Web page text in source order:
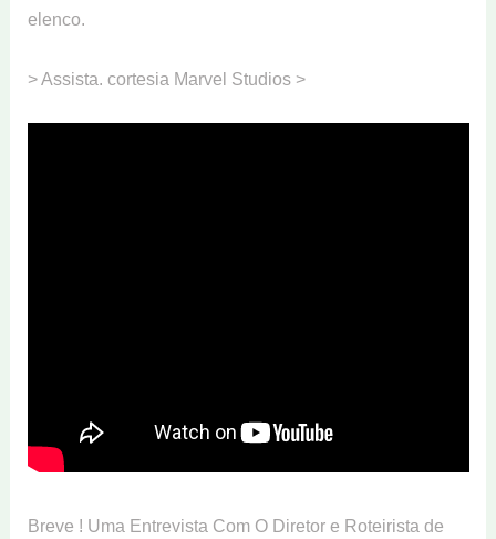
elenco.
> Assista. cortesia Marvel Studios >
Breve ! Uma Entrevista Com O Diretor e Roteirista de